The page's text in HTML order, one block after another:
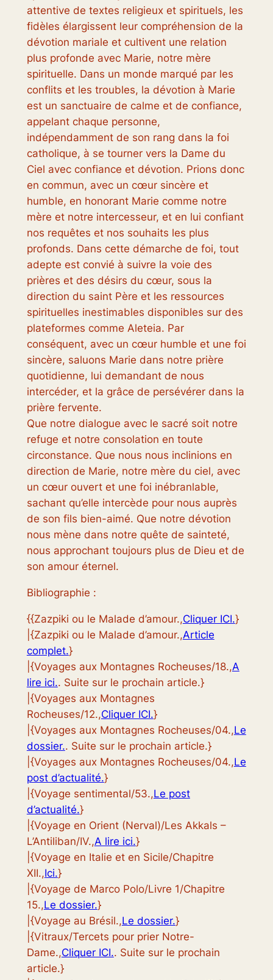
attentive de textes religieux et spirituels, les
fidèles élargissent leur compréhension de la
dévotion mariale et cultivent une relation
plus profonde avec Marie, notre mère
spirituelle. Dans un monde marqué par les
conflits et les troubles, la dévotion à Marie
est un sanctuaire de calme et de confiance,
appelant chaque personne,
indépendamment de son rang dans la foi
catholique, à se tourner vers la Dame du
Ciel avec confiance et dévotion. Prions donc
en commun, avec un cœur sincère et
humble, en honorant Marie comme notre
mère et notre intercesseur, et en lui confiant
nos requêtes et nos souhaits les plus
profonds. Dans cette démarche de foi, tout
adepte est convié à suivre la voie des
prières et des désirs du cœur, sous la
direction du saint Père et les ressources
spirituelles inestimables disponibles sur des
plateformes comme Aleteia. Par
conséquent, avec un cœur humble et une foi
sincère, saluons Marie dans notre prière
quotidienne, lui demandant de nous
intercéder, et la grâce de persévérer dans la
prière fervente.
Que notre dialogue avec le sacré soit notre
refuge et notre consolation en toute
circonstance. Que nous nous inclinions en
direction de Marie, notre mère du ciel, avec
un cœur ouvert et une foi inébranlable,
sachant qu’elle intercède pour nous auprès
de son fils bien-aimé. Que notre dévotion
nous mène dans notre quête de sainteté,
nous approchant toujours plus de Dieu et de
son amour éternel.
Bibliographie :
{{Zazpiki ou le Malade d’amour.,Cliquer ICI.}
|{Zazpiki ou le Malade d’amour.,Article
complet.}
|{Voyages aux Montagnes Rocheuses/18.,A
lire ici.. Suite sur le prochain article.}
|{Voyages aux Montagnes
Rocheuses/12.,Cliquer ICI.}
|{Voyages aux Montagnes Rocheuses/04.,Le
dossier.. Suite sur le prochain article.}
|{Voyages aux Montagnes Rocheuses/04.,Le
post d’actualité.}
|{Voyage sentimental/53.,Le post
d’actualité.}
|{Voyage en Orient (Nerval)/Les Akkals –
L’Antiliban/IV.,A lire ici.}
|{Voyage en Italie et en Sicile/Chapitre
XII.,Ici.}
|{Voyage de Marco Polo/Livre 1/Chapitre
15.,Le dossier.}
|{Voyage au Brésil.,Le dossier.}
|{Vitraux/Tercets pour prier Notre-
Dame.,Cliquer ICI.. Suite sur le prochain
article.}